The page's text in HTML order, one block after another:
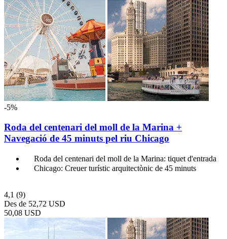
-5%
Roda del centenari del moll de la Marina +
Navegació de 45 minuts pel riu Chicago
Roda del centenari del moll de la Marina: tiquet d'entrada
Chicago: Creuer turístic arquitectònic de 45 minuts
4,1 (9)
Des de 52,72 USD
50,08 USD